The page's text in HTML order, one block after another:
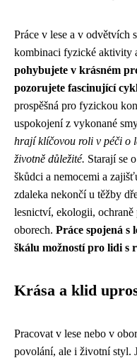
Práce v lese a v odvětvích
kombinaci fyzické aktivity
pohybujete v krásném
pozorujete fascinující
prospěšná pro fyzickou
uspokojení z vykonané
hrají klíčovou roli v péči o
životně důležité. Starají se
škůdci a nemocemi a
zdaleka nekončí u těžby
lesnictví, ekologii,
oborech. Práce spojená s
škálu možností pro lidi s
Krása a klid
Pracovat v lese nebo v
povolání, ale i životní styl.